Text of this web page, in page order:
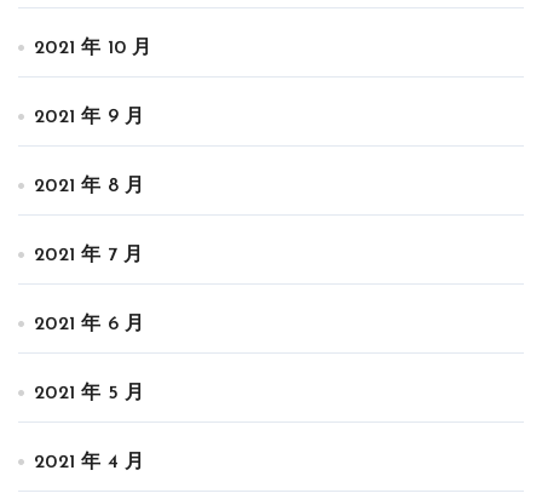
2021 年 10 月
2021 年 9 月
2021 年 8 月
2021 年 7 月
2021 年 6 月
2021 年 5 月
2021 年 4 月